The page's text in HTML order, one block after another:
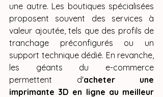
une autre. Les boutiques spécialisées
proposent souvent des services à
valeur ajoutée, tels que des profils de
tranchage préconfigurés ou un
support technique dédié. En revanche,
les géants du e-commerce
permettent d'acheter une
imprimante 3D en ligne au meilleur